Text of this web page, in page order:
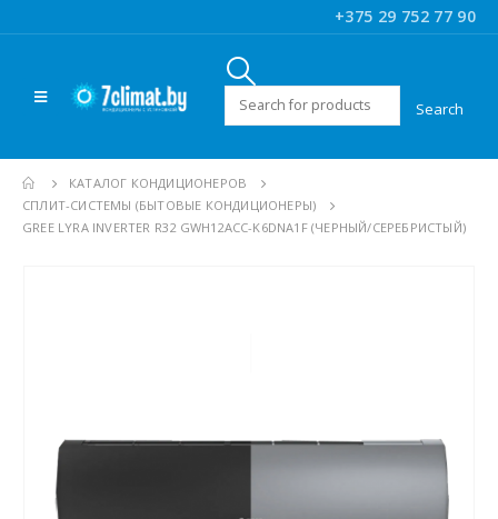
+375 29 752 77 90
Искать:
КАТАЛОГ КОНДИЦИОНЕРОВ
CПЛИТ-СИСТЕМЫ (БЫТОВЫЕ КОНДИЦИОНЕРЫ)
GREE LYRA INVERTER R32 GWH12ACC-K6DNA1F (ЧЕРНЫЙ/СЕРЕБРИСТЫЙ)